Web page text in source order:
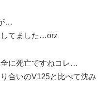
…
てました…orz
に死亡ですねコレ…
合いのV125と比べて沈み